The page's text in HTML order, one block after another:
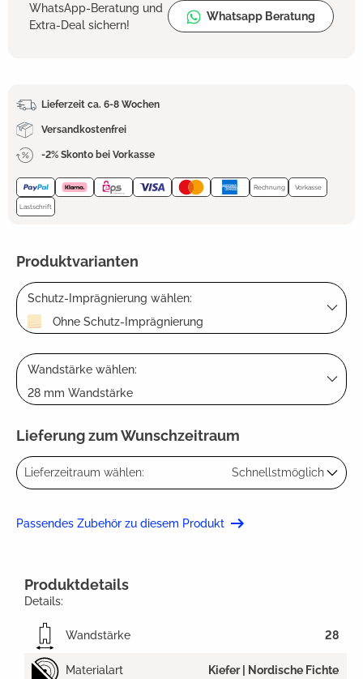
WhatsApp-Beratung und
Extra-Deal sichern!
Whatsapp Beratung
Lieferzeit ca. 6-8 Wochen
Versandkostenfrei
-2% Skonto bei Vorkasse
Rechnung Vorkasse
Lastschrift
Produktvarianten
Schutz-Imprägnierung wählen:
Ohne Schutz-Imprägnierung
Wandstärke wählen:
28 mm Wandstärke
Lieferung zum Wunschzeitraum
Lieferzeitraum wählen: Schnellstmöglich
Passendes Zubehör zu diesem Produkt
Produktdetails
Details:
Wandstärke 28
Materialart Kiefer | Nordische Fichte